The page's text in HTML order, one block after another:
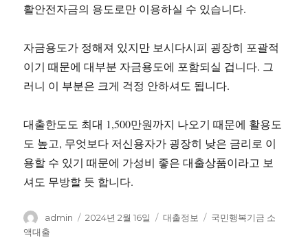
활안전자금의 용도로만 이용하실 수 있습니다.
자금용도가 정해져 있지만 보시다시피 굉장히 포괄적
이기 때문에 대부분 자금용도에 포함되실 겁니다. 그
러니 이 부분은 크게 걱정 안하셔도 됩니다.
대출한도도 최대 1,500만원까지 나오기 때문에 활용도
도 높고, 무엇보다 저신용자가 굉장히 낮은 금리로 이
용할 수 있기 때문에 가성비 좋은 대출상품이라고 보
셔도 무방할 듯 합니다.
글
쓴
admin
작
2024년 2월 16일
카
대출정보
태
국민행복기금 소
액대출